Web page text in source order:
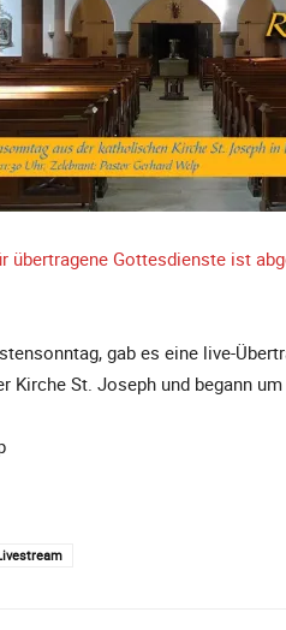
übertragene Gottesdienste ist
gab es eine live-
Kirche St. Joseph und begann um